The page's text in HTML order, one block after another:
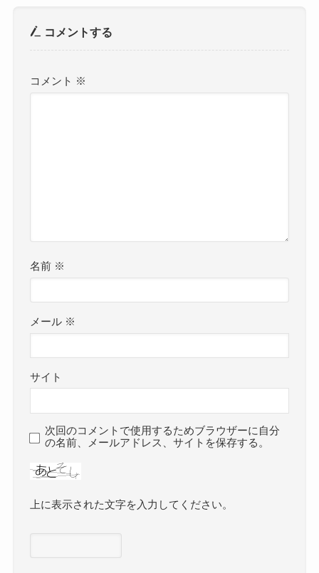
コメントする
コメント ※
名前 ※
メール ※
サイト
次回のコメントで使用するためブラウザーに自分
の名前、メールアドレス、サイトを保存する。
上に表示された文字を入力してください。